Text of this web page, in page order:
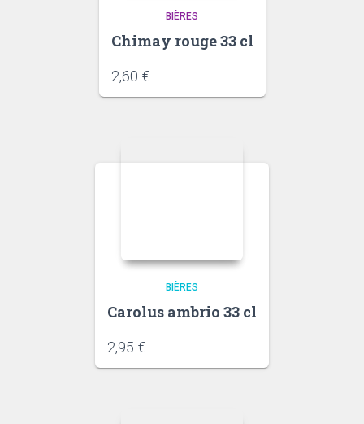
BIÈRES
Chimay rouge 33 cl
2,60 €
BIÈRES
Carolus ambrio 33 cl
2,95 €